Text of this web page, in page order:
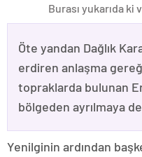
Burası yukarıda
Öte yandan Dağlık
erdiren anlaşma
topraklarda bulunan
bölgeden ayrılmaya
Yenilginin ardından